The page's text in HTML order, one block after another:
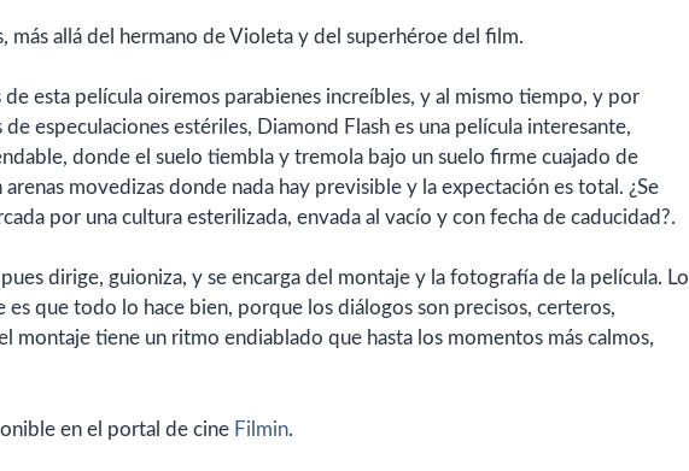
más allá del hermano de Violeta y del superhéroe del film.
esta película oiremos parabienes increíbles, y al mismo tiempo, y por
especulaciones estériles, Diamond Flash es una película interesante,
donde el suelo tiembla y tremola bajo un suelo firme cuajado de
movedizas donde nada hay previsible y la expectación es total. ¿Se
por una cultura esterilizada, envada al vacío y con fecha de caducidad?.
dirige, guioniza, y se encarga del montaje y la fotografía de la película. Lo
que todo lo hace bien, porque los diálogos son precisos, certeros,
montaje tiene un ritmo endiablado que hasta los momentos más calmos,
en el portal de cine Filmin.